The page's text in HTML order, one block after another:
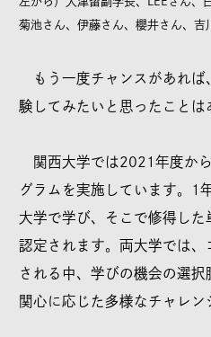
©KANSAI
菊池さん、伊藤さん、櫻井さん、吉
もう一度チャンスがあれば
験してみたいと思ったことは
関西大学では2021年度か
グラムを実施しています。1
大学で学び、そこで修得し
認定されます。両大学では
される中、学びの機会の選
関心に応じた多様なチャレン